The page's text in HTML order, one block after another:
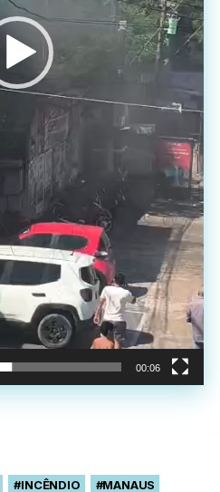
00:06
#INCÊNDIO #MANAUS